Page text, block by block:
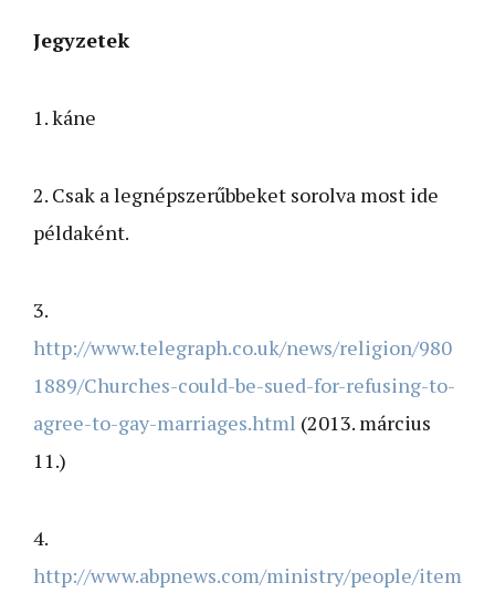
Jegyzetek
1. káne
2. Csak a legnépszerűbbeket sorolva most ide
példaként.
3.
http://www.telegraph.co.uk/news/religion/980
1889/Churches-could-be-sued-for-refusing-to-
agree-to-gay-marriages.html (2013. március
11.)
4.
http://www.abpnews.com/ministry/people/item